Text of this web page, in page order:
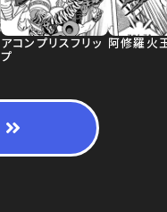
アコンプリスフリッ
プ
阿修羅火